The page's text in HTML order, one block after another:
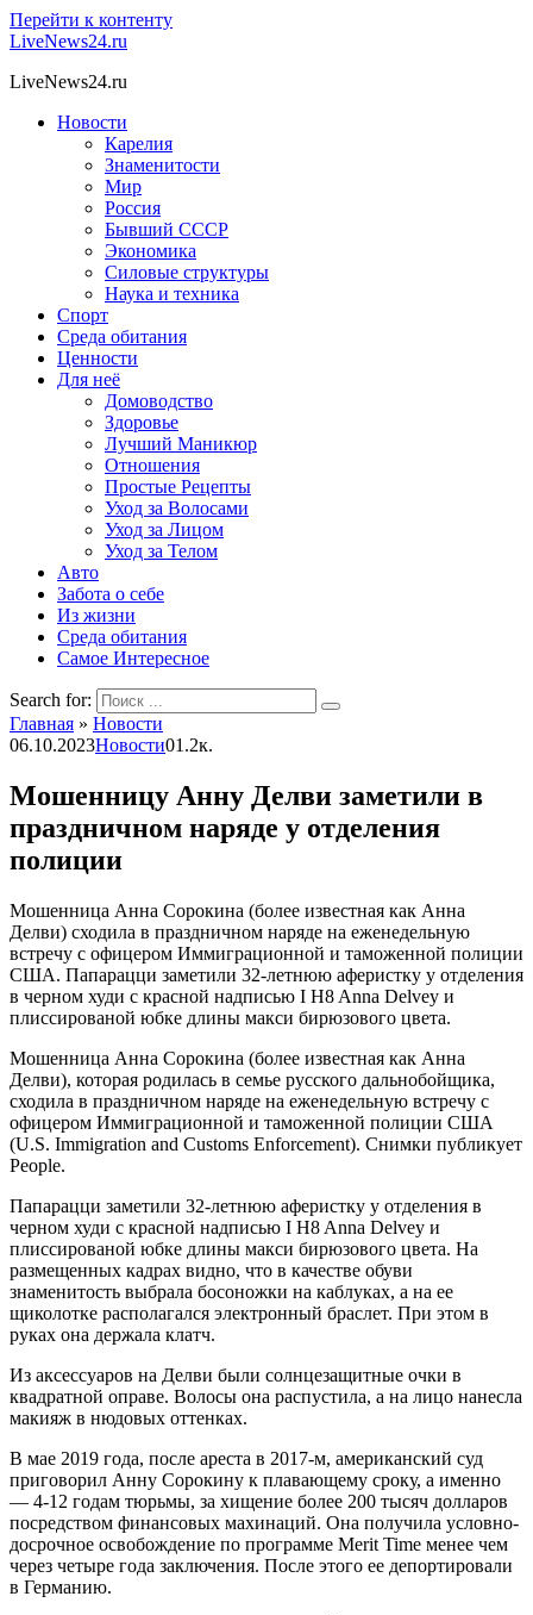
Перейти к контенту
LiveNews24.ru
LiveNews24.ru
Новости
Карелия
Знаменитости
Мир
Россия
Бывший СССР
Экономика
Силовые структуры
Наука и техника
Спорт
Среда обитания
Ценности
Для неё
Домоводство
Здоровье
Лучший Маникюр
Отношения
Простые Рецепты
Уход за Волосами
Уход за Лицом
Уход за Телом
Авто
Забота о себе
Из жизни
Среда обитания
Самое Интересное
Search for:
Главная » Новости
06.10.2023Новости01.2к.
Мошенницу Анну Делви заметили в
праздничном наряде у отделения
полиции
Мошенница Анна Сорокина (более известная как Анна
Делви) сходила в праздничном наряде на еженедельную
встречу с офицером Иммиграционной и таможенной полиции
США. Папарацци заметили 32-летнюю аферистку у отделения
в черном худи с красной надписью I H8 Anna Delvey и
плиссированой юбке длины макси бирюзового цвета.
Мошенница Анна Сорокина (более известная как Анна
Делви), которая родилась в семье русского дальнобойщика,
сходила в праздничном наряде на еженедельную встречу с
офицером Иммиграционной и таможенной полиции США
(U.S. Immigration and Customs Enforcement). Снимки публикует
People.
Папарацци заметили 32-летнюю аферистку у отделения в
черном худи с красной надписью I H8 Anna Delvey и
плиссированой юбке длины макси бирюзового цвета. На
размещенных кадрах видно, что в качестве обуви
знаменитость выбрала босоножки на каблуках, а на ее
щиколотке располагался электронный браслет. При этом в
руках она держала клатч.
Из аксессуаров на Делви были солнцезащитные очки в
квадратной оправе. Волосы она распустила, а на лицо нанесла
макияж в нюдовых оттенках.
В мае 2019 года, после ареста в 2017-м, американский суд
приговорил Анну Сорокину к плавающему сроку, а именно
— 4-12 годам тюрьмы, за хищение более 200 тысяч долларов
посредством финансовых махинаций. Она получила условно-
досрочное освобождение по программе Merit Time менее чем
через четыре года заключения. После этого ее депортировали
в Германию.